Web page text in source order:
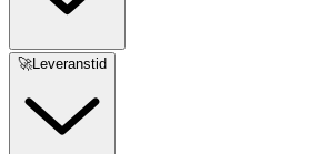
🚀Leveranstid